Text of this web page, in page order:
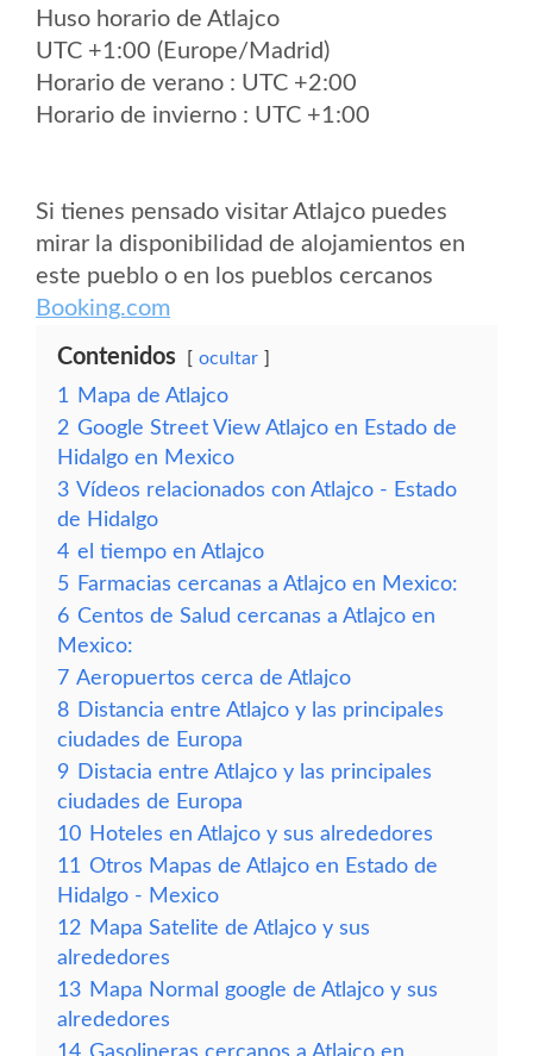
Huso horario de Atlajco
UTC +1:00 (Europe/Madrid)
Horario de verano : UTC +2:00
Horario de invierno : UTC +1:00
Si tienes pensado visitar Atlajco puedes
mirar la disponibilidad de alojamientos en
este pueblo o en los pueblos cercanos
Booking.com
Contenidos ocultar
1
Mapa de Atlajco
2 Google Street View Atlajco en Estado de
Hidalgo en Mexico
3 Vídeos relacionados con Atlajco - Estado
de Hidalgo
4 el tiempo en Atlajco
5 Farmacias cercanas a Atlajco en Mexico:
6 Centos de Salud cercanas a Atlajco en
Mexico:
7 Aeropuertos cerca de Atlajco
8 Distancia entre Atlajco y las principales
ciudades de Europa
9 Distacia entre Atlajco y las principales
ciudades de Europa
10 Hoteles en Atlajco y sus alrededores
11 Otros Mapas de Atlajco en Estado de
Hidalgo - Mexico
12 Mapa Satelite de Atlajco y sus
alrededores
13 Mapa Normal google de Atlajco y sus
alrededores
14 Gasolineras cercanos a Atlajco en